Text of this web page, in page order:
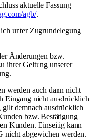
aktuelle Fassung
agb/.
unter Zugrundelegung
Änderungen bzw.
ihrer Geltung unserer
werden auch dann nicht
Eingang nicht ausdrücklich
demnach ausdrücklich
bzw. Bestätigung
Kunden. Einseitig kann
nicht abgewichen werden.